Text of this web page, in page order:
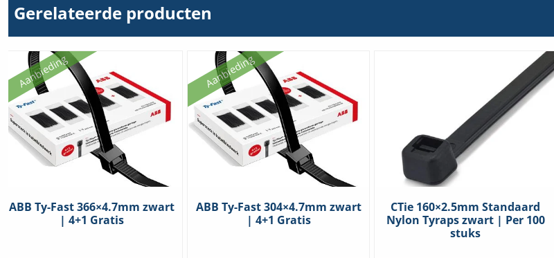
Gerelateerde producten
Aanbieding
ABB Ty-Fast 366×4.7mm zwart
| 4+1 Gratis
Aanbieding
ABB Ty-Fast 304×4.7mm zwart
| 4+1 Gratis
CTie 160×2.5mm Standaard
Nylon Tyraps zwart | Per 100
stuks